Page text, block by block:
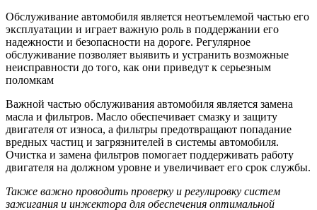
Обслуживание автомобиля является неотъемлемой частью его
эксплуатации и играет важную роль в поддержании его
надежности и безопасности на дороге. Регулярное
обслуживание позволяет выявить и устранить возможные
неисправности до того, как они приведут к серьезным
поломкам
Важной частью обслуживания автомобиля является замена
масла и фильтров. Масло обеспечивает смазку и защиту
двигателя от износа, а фильтры предотвращают попадание
вредных частиц и загрязнителей в системы автомобиля.
Очистка и замена фильтров помогает поддерживать работу
двигателя на должном уровне и увеличивает его срок службы.
Также важно проводить проверку и регулировку систем
зажигания и инжектора для обеспечения оптимальной